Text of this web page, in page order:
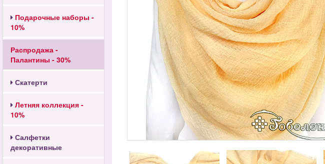
Подарочные наборы -
10%
Распродажа -
Палантины - 30%
Скатерти
Летняя коллекция -
10%
Салфетки
декоративные